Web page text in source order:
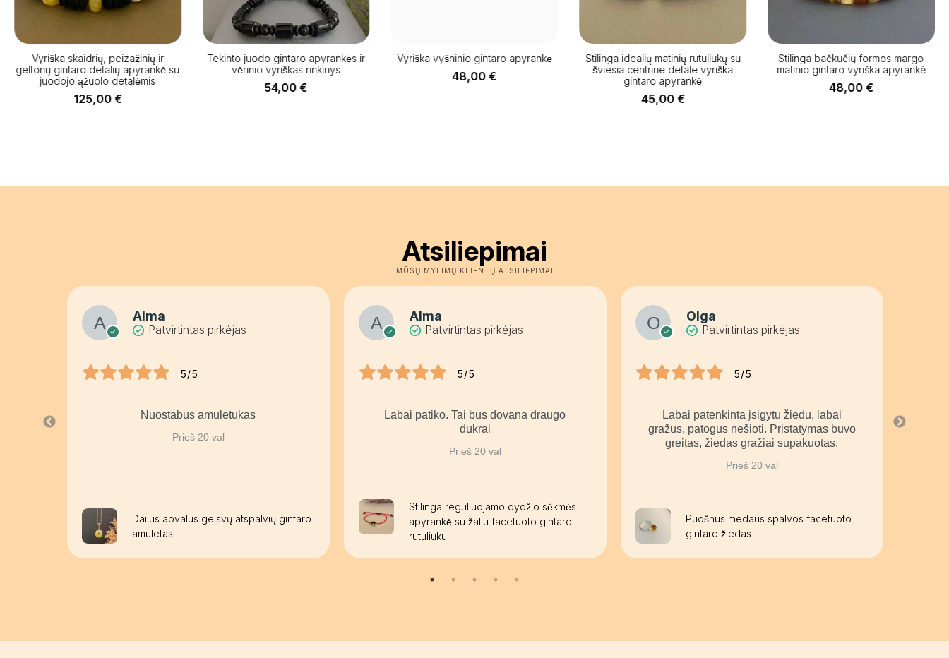
Vyriška skaidrių, peizažinių ir
geltonų gintaro detalių apyrankė su
juodojo ąžuolo detalėmis
125,00 €
Tekinto juodo gintaro apyrankės ir
vėrinio vyriškas rinkinys
54,00€
Vyriška vyšninio gintaro apyrankė
48,00€
Stilinga idealių matinių rutuliukų su
šviesia centrine detale vyriška
gintaro apyrankė
45,00 €
Stilinga bačkučių formos margo
matinio gintaro vyriška apyrankė
48,00€
Atsiliepimai
MŪSŲ MYLIMŲ KLIENTŲ ATSILIEPIMAI
Alma
Patvirtintas pirkėjas
5/5
Nuostabus amuletukas
Prieš 20 val
Dailus apvalus gelsvų atspalvių gintaro
amuletas
Alma
Patvirtintas pirkėjas
5/5
Labai patiko. Tai bus dovana draugo
dukrai
Prieš 20 val
Stilinga reguliuojamo dydžio sėkmės
apyrankė su žaliu facetuoto gintaro
rutuliuku
Olga
Patvirtintas pirkėjas
5/5
Labai patenkinta įsigytu žiedu, labai
gražus, patogus nešioti. Pristatymas buvo
greitas, žiedas gražiai supakuotas.
Prieš 20 val
Puošnus medaus spalvos facetuoto
gintaro žiedas